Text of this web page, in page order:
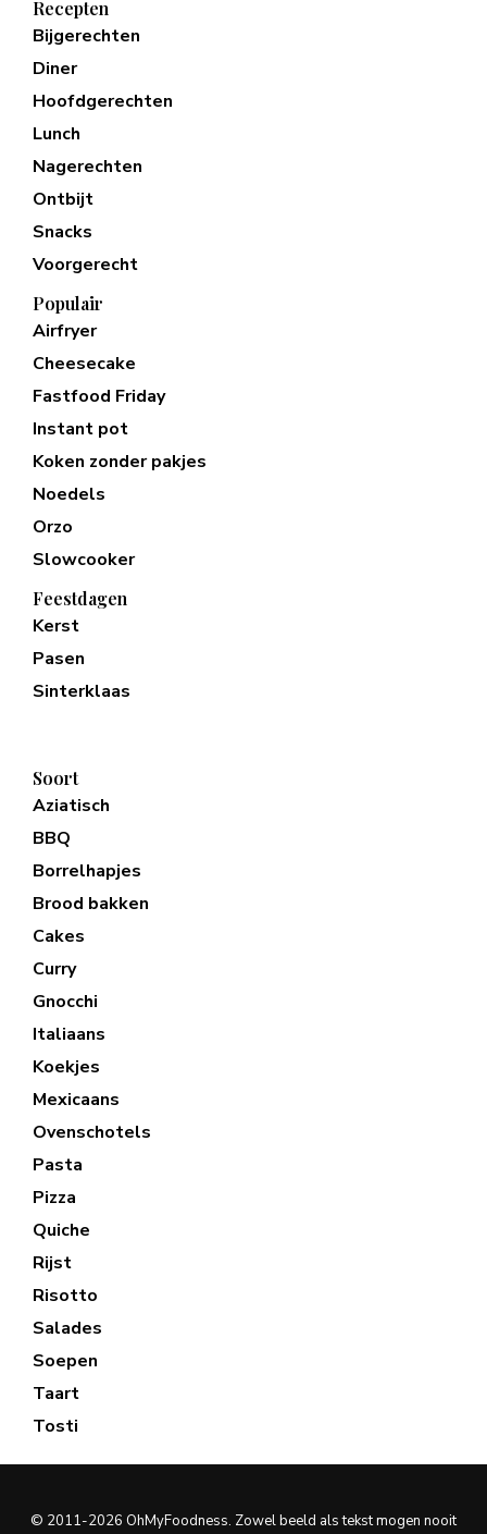
Recepten
Bijgerechten
Diner
Hoofdgerechten
Lunch
Nagerechten
Ontbijt
Snacks
Voorgerecht
Populair
Airfryer
Cheesecake
Fastfood Friday
Instant pot
Koken zonder pakjes
Noedels
Orzo
Slowcooker
Feestdagen
Kerst
Pasen
Sinterklaas
Soort
Aziatisch
BBQ
Borrelhapjes
Brood bakken
Cakes
Curry
Gnocchi
Italiaans
Koekjes
Mexicaans
Ovenschotels
Pasta
Pizza
Quiche
Rijst
Risotto
Salades
Soepen
Taart
Tosti
© 2011-2026 OhMyFoodness. Zowel beeld als tekst mogen nooit